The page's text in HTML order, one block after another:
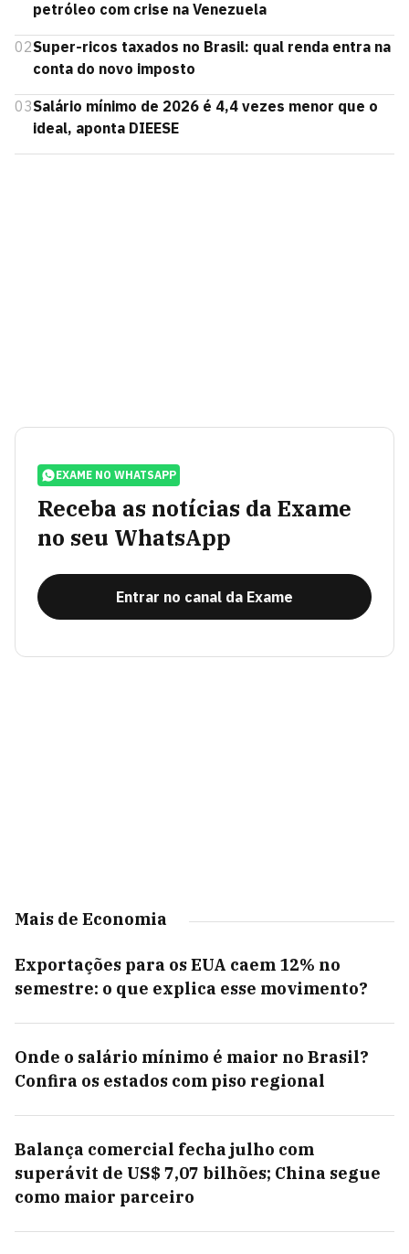
petróleo com crise na Venezuela
02Super-ricos taxados no Brasil: qual renda entra na
conta do novo imposto
03Salário mínimo de 2026 é 4,4 vezes menor que o
ideal, aponta DIEESE
EXAME NO WHATSAPP
Receba as notícias da Exame
no seu WhatsApp
Entrar no canal da Exame
Mais de Economia
Exportações para os EUA caem 12% no
semestre: o que explica esse movimento?
Onde o salário mínimo é maior no Brasil?
Confira os estados com piso regional
Balança comercial fecha julho com
superávit de US$ 7,07 bilhões; China segue
como maior parceiro